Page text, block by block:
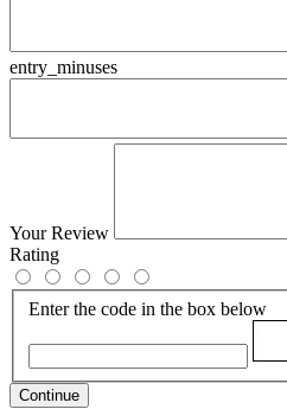
entry_minuses
Your Review
Rating
Enter the code in the box below
Continue